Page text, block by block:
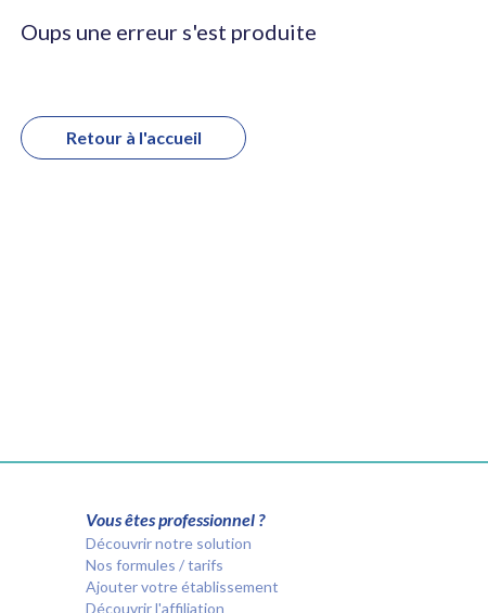
Oups une erreur s'est produite
Retour à l'accueil
Vous êtes professionnel ?
Découvrir notre solution
Nos formules / tarifs
Ajouter votre établissement
Découvrir l'affiliation